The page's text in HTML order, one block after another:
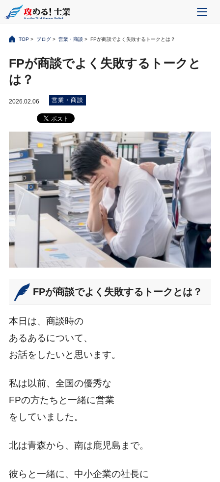
TOP> ブログ> 営業・商談 > FPが商談でよく失敗するトークとは？
FPが商談でよく失敗するトークと
は？
2026.02.06 営業・商談
FPが商談でよく失敗するトークとは？
本日は、商談時の
あるあるについて、
お話をしたいと思います。
私は以前、全国の優秀な
FPの方たちと一緒に営業
をしていました。
北は青森から、南は鹿児島まで。
彼らと一緒に、中小企業の社長に